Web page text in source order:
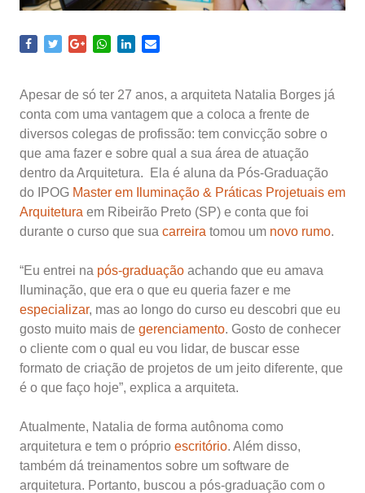
Apesar de só ter 27 anos, a arquiteta Natalia Borges já
conta com uma vantagem que a coloca a frente de
diversos colegas de profissão: tem convicção sobre o
que ama fazer e sobre qual a sua área de atuação
dentro da Arquitetura. Ela é aluna da Pós-Graduação
do IPOG Master em Iluminação & Práticas Projetuais em
Arquitetura em Ribeirão Preto (SP) e conta que foi
durante o curso que sua carreira tomou um novo rumo.
“Eu entrei na pós-graduação achando que eu amava
Iluminação, que era o que eu queria fazer e me
especializar, mas ao longo do curso eu descobri que eu
gosto muito mais de gerenciamento. Gosto de conhecer
o cliente com o qual eu vou lidar, de buscar esse
formato de criação de projetos de um jeito diferente, que
é o que faço hoje”, explica a arquiteta.
Atualmente, Natalia de forma autônoma como
arquitetura e tem o próprio escritório. Além disso,
também dá treinamentos sobre um software de
arquitetura. Portanto, buscou a pós-graduação com o